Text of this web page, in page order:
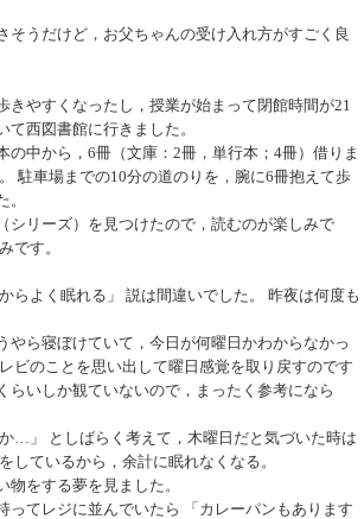
そうだけど，お父ちゃんの受け入れ方がすごく良
きやすくなったし，授業が始まって閉館時間が21
西図書館に行きました。
の中から，6冊（文庫：2冊，単行本；4冊）借りま
駐車場までの10分の道のりを，腕に6冊抱えて歩
シリーズ）を見つけたので，読むのが楽しみで
です。
らよく眠れる」 説は間違いでした。 昨夜は何度も
やら寝ぼけていて，今日が何曜日かわからなかっ
ビのことを思い出して曜日感覚を取り戻すのです
らいしか観ていないので，まったく参考になら
…」 としばらく考えて，木曜日だと気づいた時は
しているから，余計に眠れなくなる。
をする夢を見ました。
ってレジに並んでいたら 「カレーパンもあります